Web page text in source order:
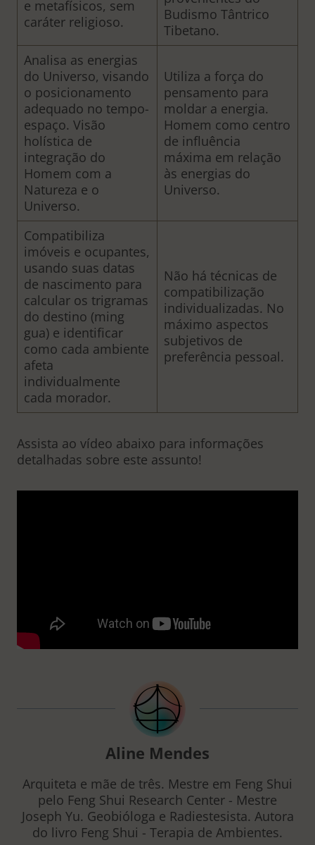
e metafísicos, sem
caráter religioso.
Budismo Tântrico
Tibetano.
Analisa as energias
do Universo, visando
o posicionamento
adequado no tempo-
espaço. Visão
holística de
integração do
Homem com a
Natureza e o
Universo.
Utiliza a força do
pensamento para
moldar a energia.
Homem como centro
de influência
máxima em relação
às energias do
Universo.
Compatibiliza
imóveis e ocupantes,
usando suas datas
de nascimento para
calcular os trigramas
do destino (ming
gua) e identificar
como cada ambiente
afeta
individualmente
cada morador.
Não há técnicas de
compatibilização
individualizadas. No
máximo aspectos
subjetivos de
preferência pessoal.
Assista ao vídeo abaixo para informações
detalhadas sobre este assunto!
Aline Mendes
Arquiteta e mãe de três. Mestre em Feng Shui
pelo Feng Shui Research Center - Mestre
Joseph Yu. Geobióloga e Radiestesista. Autora
do livro Feng Shui - Terapia de Ambientes.